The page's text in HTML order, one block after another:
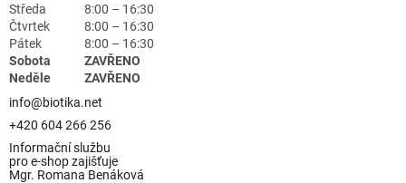
Středa
8:00 – 16:30
Čtvrtek
8:00 – 16:30
Pátek
8:00 – 16:30
Sobota
ZAVŘENO
Neděle
ZAVŘENO
info@biotika.net
+420 604 266 256
Informační službu
pro e-shop zajišťuje
Mgr. Romana Benáková